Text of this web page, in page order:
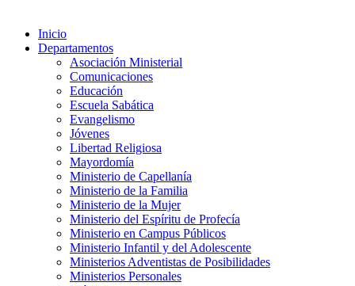
Inicio
Departamentos
Asociación Ministerial
Comunicaciones
Educación
Escuela Sabática
Evangelismo
Jóvenes
Libertad Religiosa
Mayordomía
Ministerio de Capellanía
Ministerio de la Familia
Ministerio de la Mujer
Ministerio del Espíritu de Profecía
Ministerio en Campus Públicos
Ministerio Infantil y del Adolescente
Ministerios Adventistas de Posibilidades
Ministerios Personales